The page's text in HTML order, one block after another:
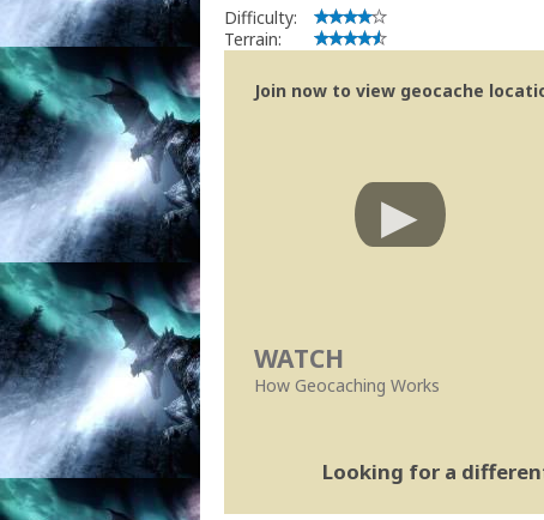
Difficulty:
Terrain:
Join now to view geocache
WATCH
How Geocaching Works
Looking for a